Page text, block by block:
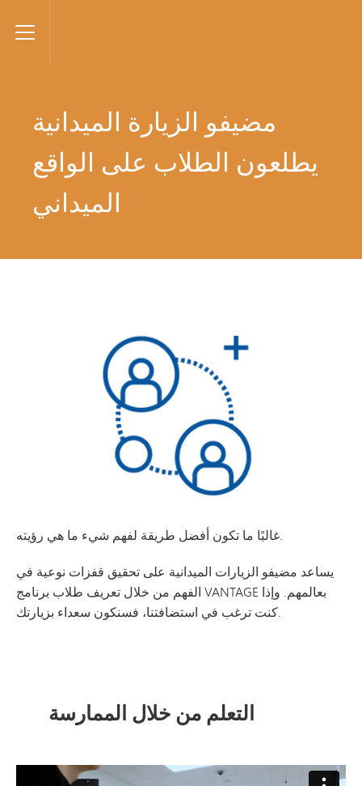
Toggle Menu
مضيفو الزيارة الميدانية
يطلعون الطلاب على الواقع
الميداني
غالبًا ما تكون أفضل طريقة لفهم شيء ما هي رؤيته.
يساعد مضيفو الزيارات الميدانية على تحقيق قفزات نوعية في
الفهم من خلال تعريف طلاب برنامج VANTAGE بعالمهم. وإذا
كنت ترغب في استضافتنا، فسنكون سعداء بزيارتك.
التعلم من خلال الممارسة